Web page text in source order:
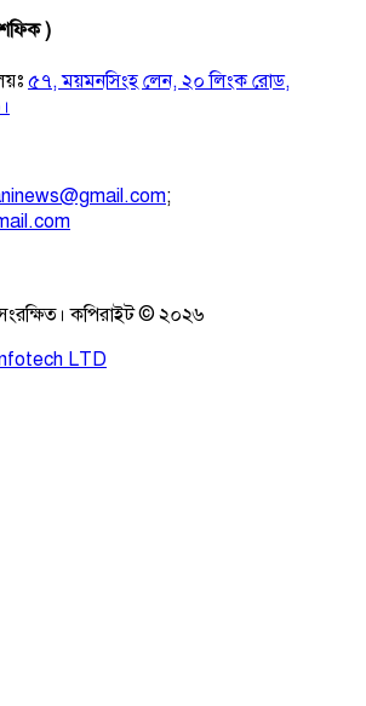
)
৫৭, ময়মনসিংহ লেন, ২০ লিংক রোড,
;
কপিরাইট © ২০২৬
LTD